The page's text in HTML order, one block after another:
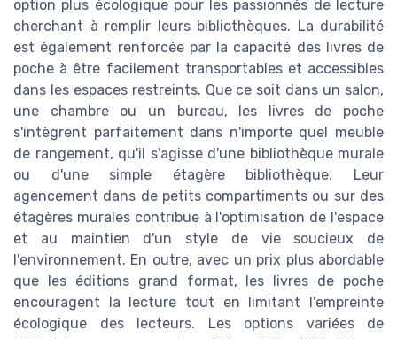
option plus écologique pour les passionnés de lecture
cherchant à remplir leurs bibliothèques. La durabilité
est également renforcée par la capacité des livres de
poche à être facilement transportables et accessibles
dans les espaces restreints. Que ce soit dans un salon,
une chambre ou un bureau, les livres de poche
s'intègrent parfaitement dans n'importe quel meuble
de rangement, qu'il s'agisse d'une bibliothèque murale
ou d'une simple étagère bibliothèque. Leur
agencement dans de petits compartiments ou sur des
étagères murales contribue à l'optimisation de l'espace
et au maintien d'un style de vie soucieux de
l'environnement. En outre, avec un prix plus abordable
que les éditions grand format, les livres de poche
encouragent la lecture tout en limitant l'empreinte
écologique des lecteurs. Les options variées de